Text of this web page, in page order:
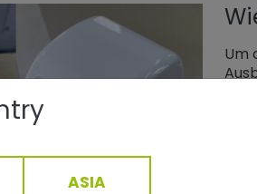
Um
ASIA